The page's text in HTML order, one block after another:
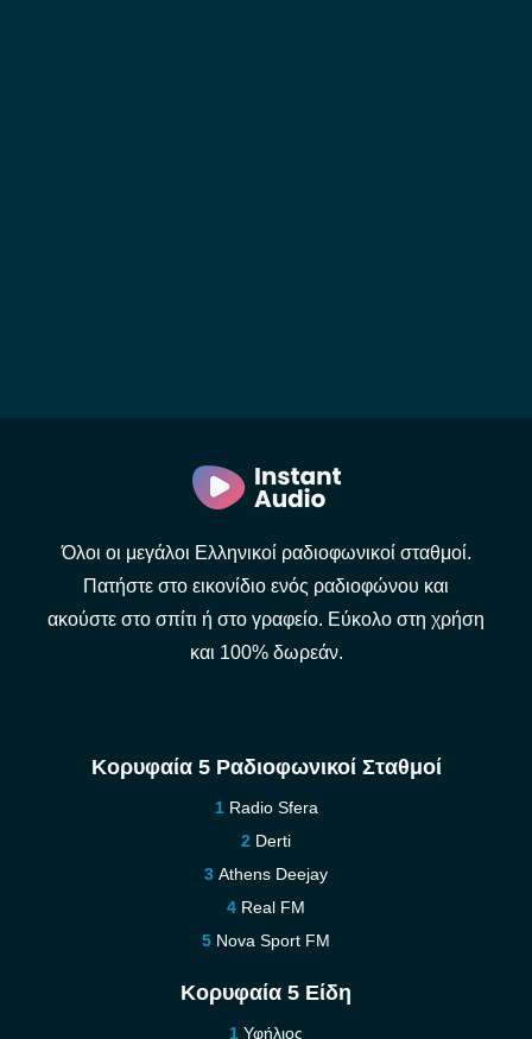
Όλοι οι μεγάλοι Ελληνικοί ραδιοφωνικοί σταθμοί.
Πατήστε στο εικονίδιο ενός ραδιοφώνου και
ακούστε στο σπίτι ή στο γραφείο. Εύκολο στη χρήση
και 100% δωρεάν.
Κορυφαία 5 Ραδιοφωνικοί Σταθμοί
Radio Sfera
Derti
Athens Deejay
Real FM
Nova Sport FM
Κορυφαία 5 Είδη
Υφήλιος